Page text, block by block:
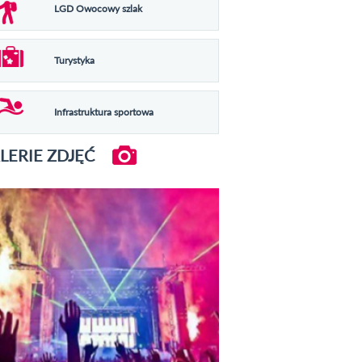
LGD Owocowy szlak
Turystyka
Infrastruktura sportowa
ZDJĘĆ